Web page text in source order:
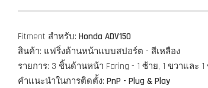
Fitment สำหรับ: Honda ADV150
สินค้า: แฟริ่งด้านหน้าแบบสปอร์ต - สีเหลือง
รายการ: 3 ชิ้นด้านหน้า Faring - 1 ซ้าย, 1 ขวาแล
คำแนะนำในการติดตั้ง: PnP - Plug & Play